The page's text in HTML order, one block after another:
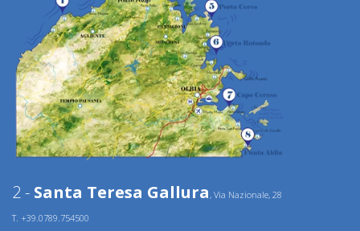
2 - Santa Teresa Gallura, Via Nazionale, 28
T. +39.0789.754500